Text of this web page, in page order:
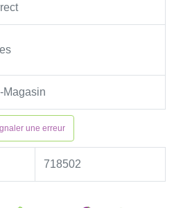
Magasin
une erreur
718502